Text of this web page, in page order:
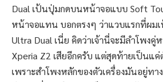
Dual เป้นปุ่มกดบนหน้าจอแบบ Soft
หน้าจอแทน บอกตรงๆ ว่าแวบแรกที่ผมเ
Ultra Dual เนี่ย คิดว่าเจ้านี่จะมีลำโพงคู่
Xperia Z2 เสียอีกครับ แต่สุดท้ายเป็นแ
เพราะสำโพงหลักของตัวเครื่องมันอยู่ทา